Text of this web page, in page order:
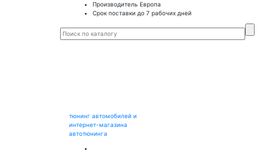
Производитель Европа
Срок поставки до 7 рабочих дней
тюнинг автомобилей и
интернет-магазина
автотюнинга